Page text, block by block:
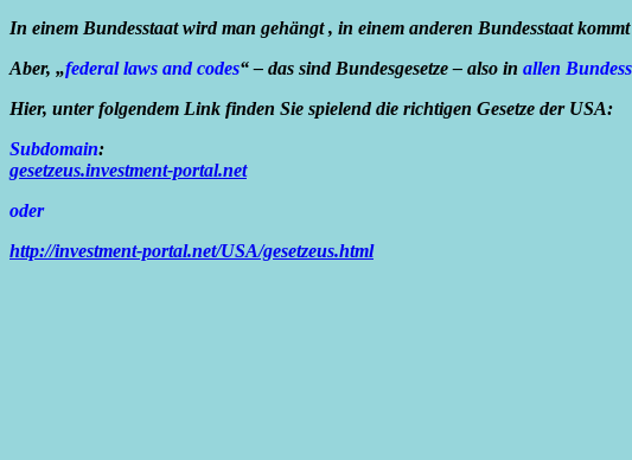
In einem Bundesstaat wird man gehängt , in einem anderen Bundesstaat
Aber, „federal laws and codes“ – das sind Bundesgesetze – also in allen
Hier, unter folgendem Link finden Sie spielend die richtigen Gesetze der USA:
Subdomain:
gesetzeus.investment-portal.net
oder
http://investment-portal.net/USA/gesetzeus.html